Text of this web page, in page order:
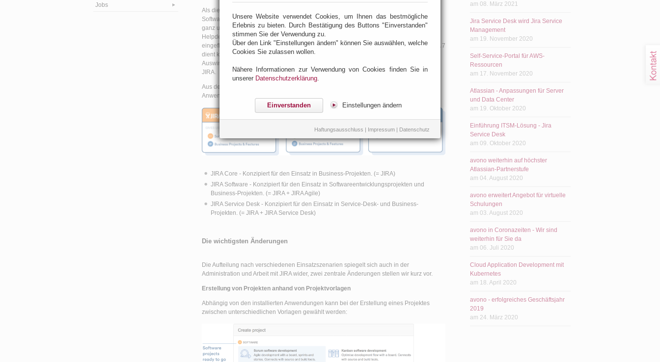
Jobs
Als die erste Version von JIRA vor mehr als 13 Jahren veröffentlicht wurde, stand die
Softwareentwicklung im Vordergrund. Seither wird JIRA von mehr als 35.000 Kunden in
ganz unterschiedlichen Bereichen als Issue-Tracker, als Projektmagementwerkzeug oder
Helpdesk-Lösung eingesetzt. Diese verschiedenen Einsatzzwecke von JIRA sind jetzt
eingeflossen in die Bildung einer JIRA-Produkfamilie mit dedizierten Schwerpunken: JIRA 7
dient künftig als Plattform für spezialisierte Anwendungen. Anwendungen in JIRA haben
Auswirkungen auf die Lizenzierung, das Benutzermanagement und die Oberfläche von
JIRA.
Aus den bisher vorhandenen Plugins JIRA Agile und JIRA Service Desk werden
Anwendungen und JIRA 7 wird in folgende Produkte unterteilt:
JIRA Core - Konzipiert für den Einsatz in Business-Projekten. (= JIRA)
JIRA Software - Konzipiert für den Einsatz in Softwareentwicklungsprojekten und
Business-Projekten. (= JIRA + JIRA Agile)
JIRA Service Desk - Konzipiert für den Einsatz in Service-Desk- und Business-
Projekten. (= JIRA + JIRA Service Desk)
Die wichtigsten Änderungen
Die Aufteilung nach verschiedenen Einsatzszenarien spiegelt sich auch in der
Administration und Arbeit mit JIRA wider, zwei zentrale Änderungen stellen wir kurz vor.
Erstellung von Projekten anhand von Projektvorlagen
Abhängig von den installierten Anwendungen kann bei der Erstellung eines Projektes
zwischen unterschiedlichen Vorlagen gewählt werden:
am 08. März 2021
Jira Service Desk wird Jira Service
Management
am 19. November 2020
Self-Service-Portal für AWS-
Ressourcen
am 17. November 2020
Atlassian - Anpassungen für Server
und Data Center
am 19. Oktober 2020
Einführung ITSM-Lösung - Jira
Service Desk
am 09. Oktober 2020
avono weiterhin auf höchster
Atlassian-Partnerstufe
am 04. August 2020
avono erweitert Angebot für virtuelle
Schulungen
am 03. August 2020
avono in Coronazeiten - Wir sind
weiterhin für Sie da
am 06. Juli 2020
Cloud Application Development mit
Kubernetes
am 18. April 2020
avono - erfolgreiches Geschäftsjahr
2019
am 24. März 2020
Unsere Website verwendet Cookies, um Ihnen das bestmögliche
Erlebnis zu bieten. Durch Bestätigung des Buttons "Einverstanden"
stimmen Sie der Verwendung zu.
Über den Link "Einstellungen ändern" können Sie auswählen, welche
Cookies Sie zulassen wollen.
Nähere Informationen zur Verwendung von Cookies finden Sie in
unserer Datenschutzerklärung
Einverstanden Einstellungen ändern
Haftungsausschluss | Impressum | Datenschutz